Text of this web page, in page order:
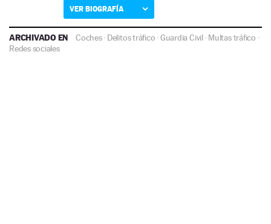
VER BIOGRAFÍA
ARCHIVADO EN Coches· Delitos tráfico ·Guardia Civil·Multas tráfico ·
Redes sociales